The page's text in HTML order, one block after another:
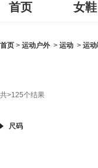
首页 女鞋
首页 > 运动户外 > 运动 > 运
共>125个结果
尺码